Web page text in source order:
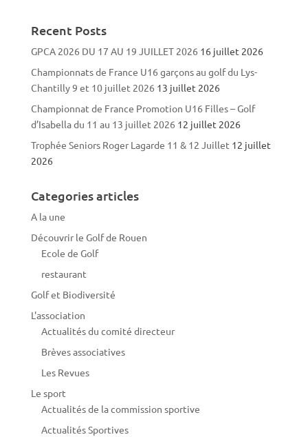
Recent Posts
GPCA 2026 DU 17 AU 19 JUILLET 2026 16 juillet 2026
Championnats de France U16 garçons au golf du Lys-
Chantilly 9 et 10 juillet 2026 13 juillet 2026
Championnat de France Promotion U16 Filles – Golf
d’Isabella du 11 au 13 juillet 2026 12 juillet 2026
Trophée Seniors Roger Lagarde 11 & 12 Juillet 12 juillet
2026
Categories articles
A la une
Découvrir le Golf de Rouen
Ecole de Golf
restaurant
Golf et Biodiversité
L'association
Actualités du comité directeur
Brèves associatives
Les Revues
Le sport
Actualités de la commission sportive
Actualités Sportives